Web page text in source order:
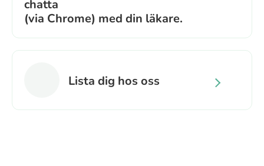
chatta
(via Chrome) med din läkare.
Lista dig hos oss